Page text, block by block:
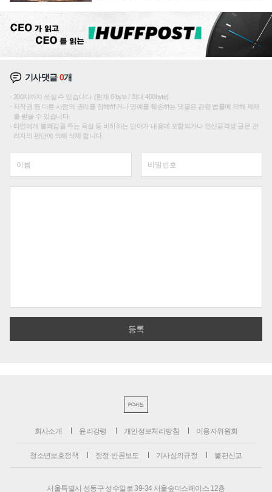
기사댓글0개
200자까지 쓰실 수 있습니다. (현재 0 byte / 최대 400byte)
저작권 등 다른 사람의 권리를 침해하거나 명예를 훼손하는 댓글은 관련 법률에 의해 제재
를 받을 수 있습니다.
타인에게 불쾌감을 주는 욕설 등 비하하는 단어가 내용에 포함되거나 인신공격성 글은 관
리자의 판단에 의해 삭제 합니다.
PC버전
회사소개 윤리강령 개인정보처리방침 이용자위원회
청소년보호정책 정정·반론보도 기사심의규정 불편신고
서울특별시 성동구 성수일로 39-34 서울숲더스페이스 12층